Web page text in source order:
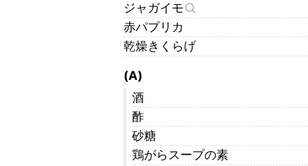
ジャガイモ
赤パプリカ
乾燥きくらげ
(A)
酒
酢
砂糖
鶏がらスープの素